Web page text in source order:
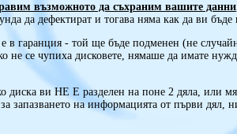
възможното да съхраним вашите данни
да дефектират и тогава няма как да ви
в гаранция - той ще бъде подменен (не
не се чупиха дисковете, нямаше да имате
диска ви НЕ Е разделен на поне 2 дяла, или
запазването на информацията от първи